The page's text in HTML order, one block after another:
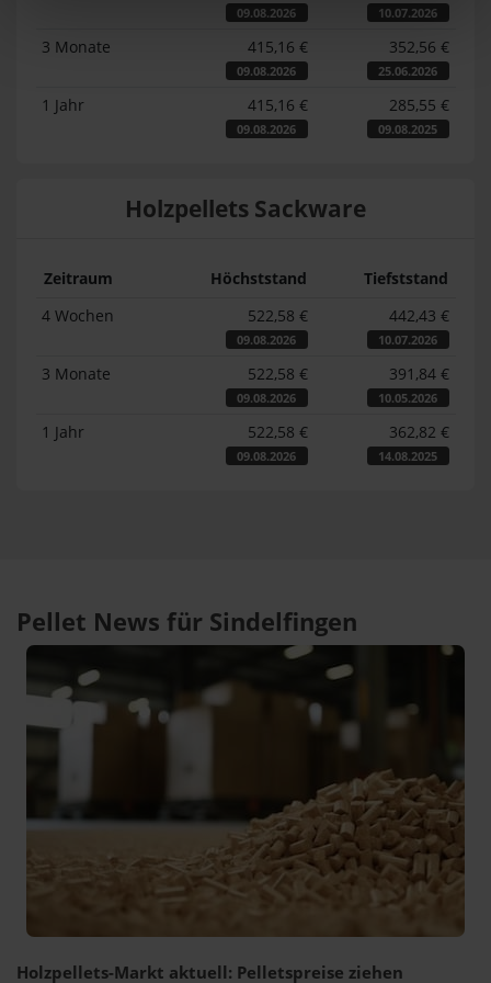
09.08.2026 10.07.2026
3 Monate 415,16 €
09.08.2026
352,56 €
25.06.2026
1 Jahr 415,16 €
09.08.2026
285,55 €
09.08.2025
Holzpellets Sackware
Zeitraum Höchststand
Tiefststand
4 Wochen
522,58 €
09.08.2026
442,43 €
10.07.2026
3 Monate 522,58 €
09.08.2026
391,84 €
10.05.2026
1 Jahr 522,58 €
09.08.2026
362,82 €
14.08.2025
Pellet News für Sindelfingen
Holzpellets-Markt aktuell: Pelletspreise ziehen